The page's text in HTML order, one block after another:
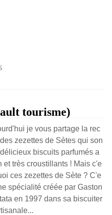
tourisme)
je vous partage la rec
zezettes de Sètes qui son
biscuits parfumés a
et très croustillants ! Mais c'e
ces zezettes de Sète ? C'e
spécialité créée par Gaston
en 1997 dans sa biscuiter